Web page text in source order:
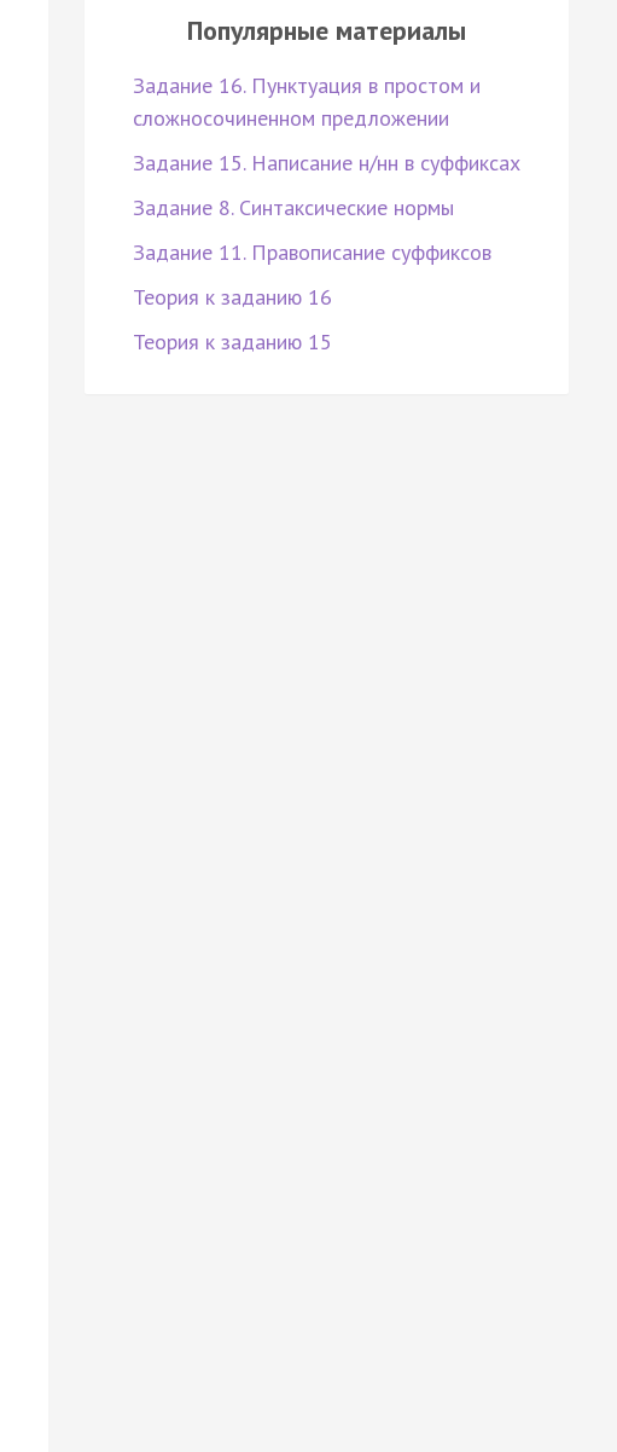
Популярные материалы
Задание 16. Пунктуация в простом и
сложносочиненном предложении
Задание 15. Написание н/нн в суффиксах
Задание 8. Синтаксические нормы
Задание 11. Правописание суффиксов
Теория к заданию 16
Теория к заданию 15